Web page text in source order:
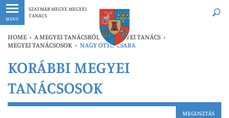
MENU
SZATMÁR MEGYE MEGYEI
TANÁCS
Legfrissebb Bármikor
HOME › A MEGYEI TANÁCSRÓL › A MEGYEI TANÁCS ›
MEGYEI TANÁCSOSOK › NAGY OTTO-CSABA
KORÁBBI MEGYEI
TANÁCSOSOK
MEGOSZTÁS